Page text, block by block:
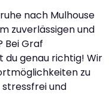
nach Mulhouse
zuverlässigen und
Bei Graf
du genau richtig! Wir
zu
stressfrei und